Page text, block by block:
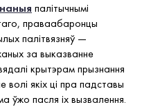
палітычнымі
праваабаронцы
палітвязняў —
за выказванне
крытэрам прызнання
волі якіх ці пра падставы
ўжо пасля іх вызвалення.